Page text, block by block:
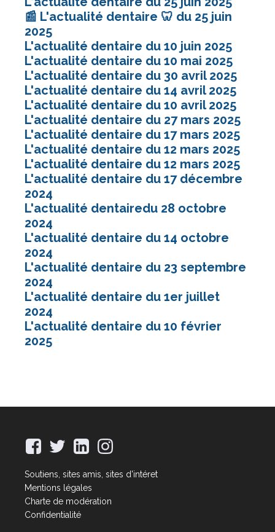
📰 L'actualité dentaire 🦷 du 25 juin
2025
L'actualité dentaire du 10 juin 2025
L'actualité dentaire du 10 mai 2025
L'actualité dentaire du 30 avril 2025
L'actualité dentaire du 14 avril 2025
L'actualité dentaire du 10 avril 2025
L'actualité dentaire du 27 mars 2025
L'actualité dentaire du 17 mars 2025
L'actualité dentaire du 12 mars 2025
L'actualité dentaire du 12 mars 2025
L'actualité dentaire du 17 décembre
2024
L'actualité dentairedu 28 octobre
2024
L'actualité dentaire du 14 octobre
2024
L'actualité dentaire du 23 septembre
2024
L'actualité dentaire du 1er juillet
2024
L'actualité dentaire du 10 février
2025
Soutiens, sites amis, sites d'intéret
Mentions légales
Charte de modération
Confidentialité